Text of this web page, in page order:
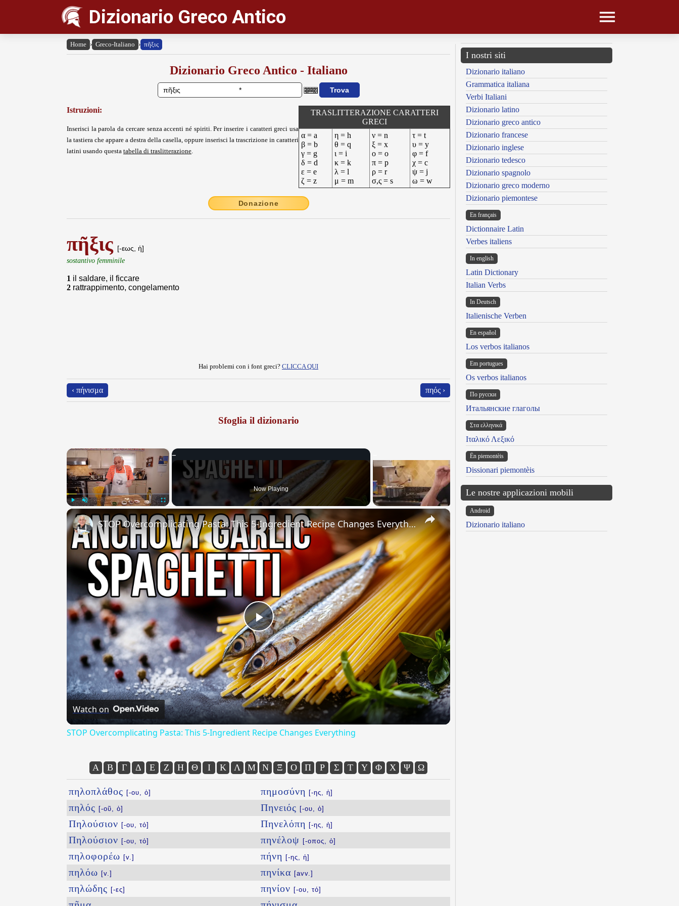
Dizionario Greco Antico
Home › Greco-Italiano › πῆξις
Dizionario Greco Antico - Italiano
Istruzioni:
Inserisci la parola da cercare senza accenti né spiriti. Per inserire i caratteri greci usa
la tastiera che appare a destra della casella, oppure inserisci la trascrizione in caratteri
latini usando questa tabella di traslitterazione.
TRASLITTERAZIONE CARATTERI
GRECI
α = a
β = b
γ = g
δ = d
ε = e
ζ = z
η = h
θ = q
ι = i
κ = k
λ = l
μ = m
ν = n
ξ = x
ο = o
π = p
ρ = r
σ,ς = s
τ = t
υ = y
φ = f
χ = c
ψ = j
ω = w
Donazione
πῆξις [-εως, ἡ]
sostantivo femminile
1 il saldare, il ficcare
2 rattrappimento, congelamento
Hai problemi con i font greci? CLICCA QUI
‹ πήνισμα πηός ›
Sfoglia il dizionario
×
Now Playing
×
Play
Video
STOP Overcomplicating Pasta: This 5-Ingredient Recipe Changes Everything
Watch on
STOP Overcomplicating Pasta: This 5-Ingredient Recipe Changes Everything
Α Β Γ Δ Ε Ζ Η Θ Ι Κ Λ Μ Ν Ξ Ο Π Ρ Σ Τ Υ Φ Χ Ψ Ω
πηλοπλάθος [-ου, ὁ]
πηλός [-οῦ, ὁ]
Πηλούσιον [-ου, τό]
Πηλούσιον [-ου, τό]
πηλοφορέω [v.]
πηλόω [v.]
πηλώδης [-ες]
πημοσύνη [-ης, ἡ]
Πηνειός [-ου, ὁ]
Πηνελόπη [-ης, ἡ]
πηνέλοψ [-οπος, ὁ]
πήνη [-ης, ἡ]
πηνίκα [avv.]
πηνίον [-ου, τό]
I nostri siti
Dizionario italiano
Grammatica italiana
Verbi Italiani
Dizionario latino
Dizionario greco antico
Dizionario francese
Dizionario inglese
Dizionario tedesco
Dizionario spagnolo
Dizionario greco moderno
Dizionario piemontese
En français
Dictionnaire Latin
Verbes italiens
In english
Latin Dictionary
Italian Verbs
In Deutsch
Italienische Verben
En español
Los verbos italianos
Em portugues
Os verbos italianos
По русски
Итальянские глаголы
Στα ελληνικά
Ιταλικό Λεξικό
Ën piemontèis
Dissionari piemontèis
Le nostre applicazioni mobili
Android
Dizionario italiano